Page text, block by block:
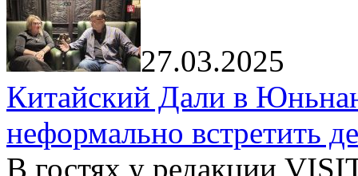
27.03.2025
Китайский Дали в
неформально встретить
В гостях у редакции